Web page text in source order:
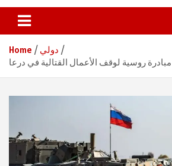
Home
دولي